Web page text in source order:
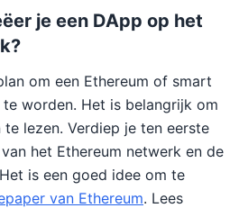
je een DApp op het
om een Ethereum of smart
worden. Het is belangrijk om
lezen. Verdiep je ten eerste
het Ethereum netwerk en de
is een goed idee om te
van Ethereum. Lees